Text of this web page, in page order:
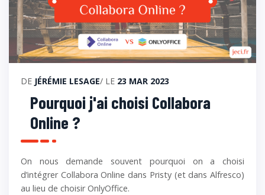
DE JÉRÉMIE LESAGE/ LE 23 MAR 2023
Pourquoi j'ai choisi Collabora
Online ?
On nous demande souvent pourquoi on a choisi
d’intégrer Collabora Online dans Pristy (et dans Alfresco)
au lieu de choisir OnlyOffice.